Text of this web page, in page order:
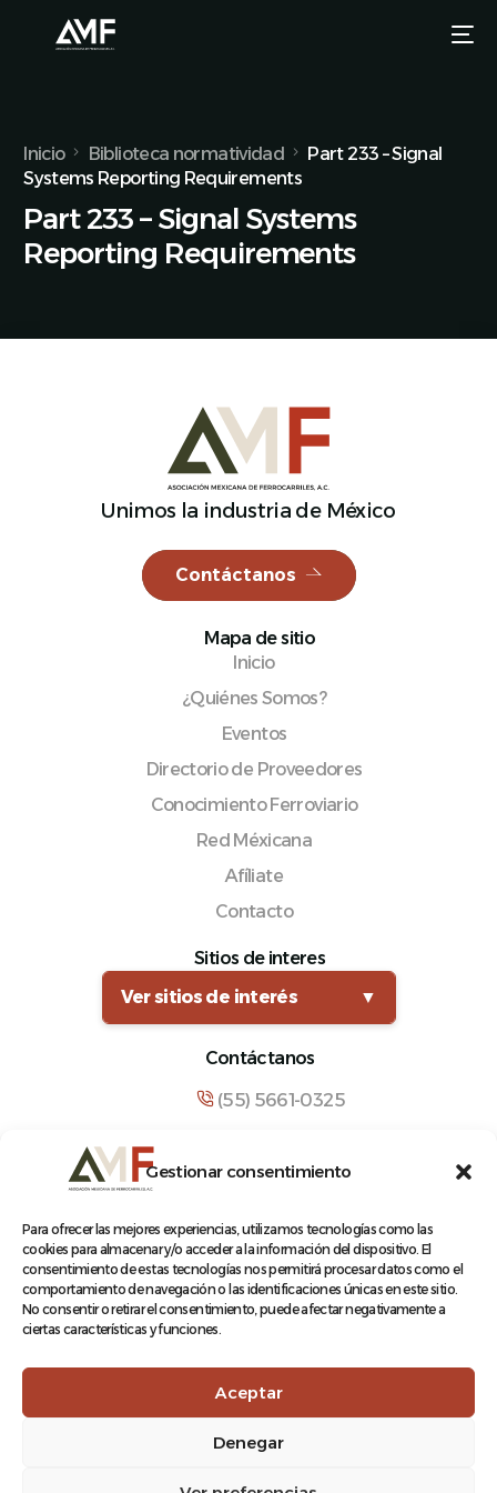
Gestionar consentimiento
Para ofrecer las mejores experiencias, utilizamos tecnologías como las
cookies para almacenar y/o acceder a la información del dispositivo. El
consentimiento de estas tecnologías nos permitirá procesar datos como el
comportamiento de navegación o las identificaciones únicas en este sitio.
No consentir o retirar el consentimiento, puede afectar negativamente a
ciertas características y funciones.
Aceptar
Denegar
Inicio Biblioteca normatividad
Part 233 – Signal
Systems Reporting Requirements
Part 233 – Signal Systems
Reporting Requirements
Unimos la industria de México
Contáctanos
Mapa de sitio
Inicio
¿Quiénes Somos?
Eventos
Directorio de Proveedores
Conocimiento Ferroviario
Red Méxicana
Afíliate
Contacto
Sitios de interes
Ver sitios de interés
▼
Contáctanos
(55) 5661-0325
Manuel María Contreras 133, Cuauhtémoc,